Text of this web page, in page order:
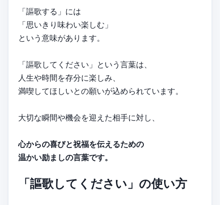
「謳歌する」には
「思いきり味わい楽しむ」
という意味があります。
「謳歌してください」という言葉は、
人生や時間を存分に楽しみ、
満喫してほしいとの願いが込められています。
大切な瞬間や機会を迎えた相手に対し、
心からの喜びと祝福を伝えるための
温かい励ましの言葉です。
「謳歌してください」の使い方